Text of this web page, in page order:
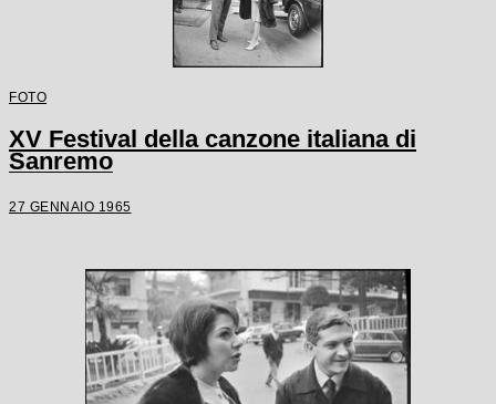
FOTO
XV Festival della canzone italiana di
Sanremo
27 GENNAIO 1965